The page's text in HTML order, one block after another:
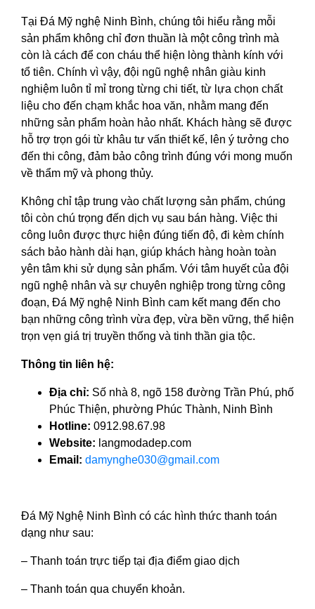
Tại Đá Mỹ nghệ Ninh Bình, chúng tôi hiểu rằng mỗi
sản phẩm không chỉ đơn thuần là một công trình mà
còn là cách để con cháu thể hiện lòng thành kính với
tổ tiên. Chính vì vậy, đội ngũ nghệ nhân giàu kinh
nghiệm luôn tỉ mỉ trong từng chi tiết, từ lựa chọn chất
liệu cho đến chạm khắc hoa văn, nhằm mang đến
những sản phẩm hoàn hảo nhất. Khách hàng sẽ được
hỗ trợ trọn gói từ khâu tư vấn thiết kế, lên ý tưởng cho
đến thi công, đảm bảo công trình đúng với mong muốn
về thẩm mỹ và phong thủy.
Không chỉ tập trung vào chất lượng sản phẩm, chúng
tôi còn chú trọng đến dịch vụ sau bán hàng. Việc thi
công luôn được thực hiện đúng tiến độ, đi kèm chính
sách bảo hành dài hạn, giúp khách hàng hoàn toàn
yên tâm khi sử dụng sản phẩm. Với tâm huyết của đội
ngũ nghệ nhân và sự chuyên nghiệp trong từng công
đoạn, Đá Mỹ nghệ Ninh Bình cam kết mang đến cho
bạn những công trình vừa đẹp, vừa bền vững, thể hiện
trọn vẹn giá trị truyền thống và tinh thần gia tộc.
Thông tin liên hệ:
Địa chỉ: Số nhà 8, ngõ 158 đường Trần Phú, phố
Phúc Thiện, phường Phúc Thành, Ninh Bình
Hotline: 0912.98.67.98
Website: langmodadep.com
Email: damynghe030@gmail.com
Đá Mỹ Nghệ Ninh Bình có các hình thức thanh toán
dạng như sau:
– Thanh toán trực tiếp tại địa điểm giao dịch
– Thanh toán qua chuyển khoản.